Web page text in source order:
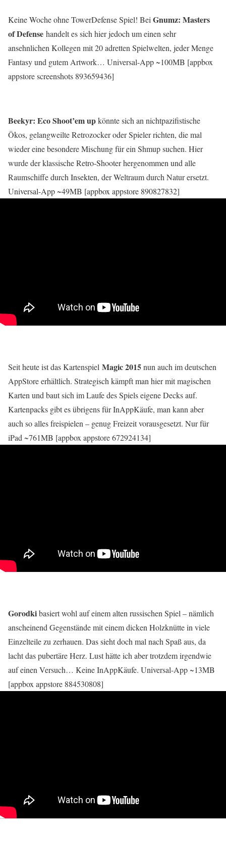
Keine Woche ohne TowerDefense Spiel! Bei Gnumz: Masters
of Defense handelt es sich hier jedoch um einen sehr
ansehnlichen Kollegen mit 20 adretten Spielwelten, jeder Menge
Fantasy und gutem Artwork… Universal-App ~100MB [appbox
appstore screenshots 893659436]
Beekyr: Eco Shoot’em upkönnte sich an nichtpazifistische
Ökos, gelangweilte Retrozocker oder Spieler richten, die mal
wieder eine besondere Mischung für ein Shmup suchen. Hier
wurde der klassische Retro-Shooter hergenommen und alle
Raumschiffe durch Insekten, der Weltraum durch Natur ersetzt.
Universal-App ~49MB [appbox appstore 890827832]
Seit heute ist das Kartenspiel Magic 2015nun auch im deutschen
AppStore erhältlich. Strategisch kämpft man hier mit magischen
Karten und baut sich im Laufe des Spiels eigene Decks auf.
Kartenpacks gibt es übrigens für InAppKäufe, man kann aber
auch so alles freispielen – genug Freizeit vorausgesetzt. Nur für
iPad ~761MB [appbox appstore 672924134]
Gorodkibasiert wohl auf einem alten russischen Spiel – nämlich
anscheinend Gegenstände mit einem dicken Holzknütte in viele
Einzelteile zu zerhauen. Das sieht doch mal nach Spaß aus, da
lacht das pubertäre Herz. Lust hätte ich aber trotzdem irgendwie
auf einen Versuch… Keine InAppKäufe. Universal-App ~13MB
[appbox appstore 884530808]